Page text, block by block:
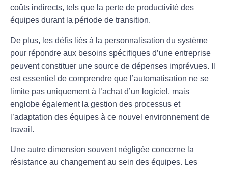
coûts indirects, tels que la perte de productivité des
équipes durant la période de transition.
De plus, les défis liés à la personnalisation du système
pour répondre aux besoins spécifiques d’une entreprise
peuvent constituer une source de dépenses imprévues. Il
est essentiel de comprendre que l’automatisation ne se
limite pas uniquement à l’achat d’un logiciel, mais
englobe également la gestion des processus et
l’adaptation des équipes à ce nouvel environnement de
travail.
Une autre dimension souvent négligée concerne la
résistance au changement au sein des équipes. Les